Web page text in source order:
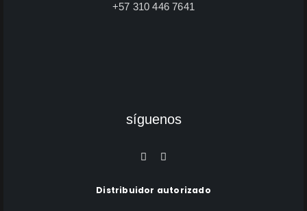
+57 310 446 7641
síguenos
Distribuidor autorizado